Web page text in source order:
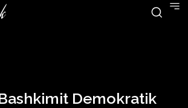
31, 2023
Demokratik